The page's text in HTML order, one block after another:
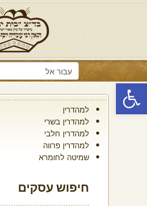
פתח סרגל נגישות
למהדרין
למהדרין בשרי
למהדרין חלבי
למהדרין פרווה
שמיטה לחומרא
חיפוש עסקים